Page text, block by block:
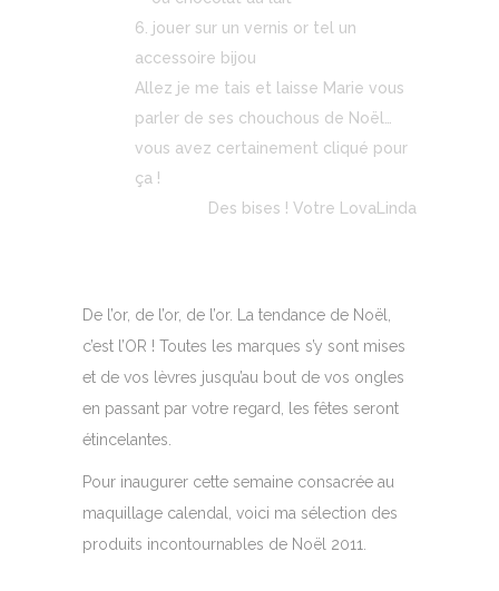
jouer sur un vernis or tel un
accessoire bijou
Allez je me tais et laisse Marie vous
parler de ses chouchous de Noël…
vous avez certainement cliqué pour
ça !
Des bises ! Votre LovaLinda
De l’or, de l’or, de l’or. La tendance de Noël,
c’est l’OR ! Toutes les marques s’y sont mises
et de vos lèvres jusqu’au bout de vos ongles
en passant par votre regard, les fêtes seront
étincelantes.
Pour inaugurer cette semaine consacrée au
maquillage calendal, voici ma sélection des
produits incontournables de Noël 2011.